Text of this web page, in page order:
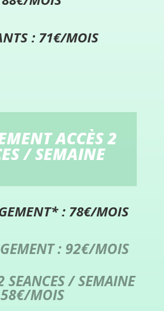
: 71€/MOIS
ACCÈS 2
/ SEMAINE
: 78€/MOIS
: 92€/MOIS
SEANCES / SEMAINE
€/MOIS